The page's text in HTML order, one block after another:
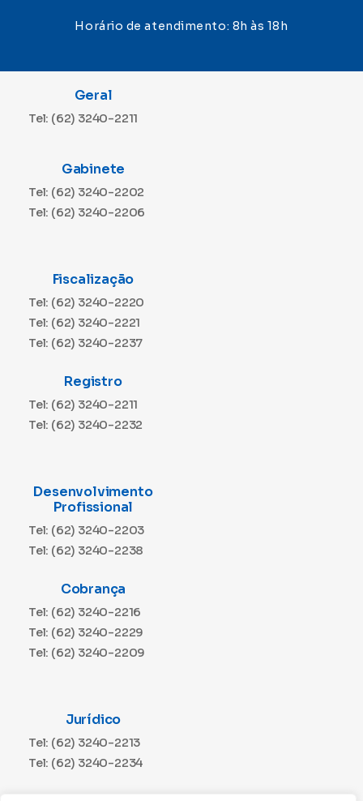
Horário de atendimento: 8h às 18h
Geral
Tel: (62) 3240-2211
Gabinete
Tel: (62) 3240-2202
Tel: (62) 3240-2206
Fiscalização
Tel: (62) 3240-2220
Tel: (62) 3240-2221
Tel: (62) 3240-2237
Registro
Tel: (62) 3240-2211
Tel: (62) 3240-2232
Desenvolvimento
Profissional
Tel: (62) 3240-2203
Tel: (62) 3240-2238
Cobrança
Tel: (62) 3240-2216
Tel: (62) 3240-2229
Tel: (62) 3240-2209
Jurídico
Tel: (62) 3240-2213
Tel: (62) 3240-2234